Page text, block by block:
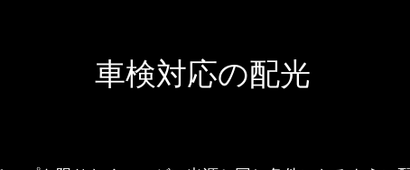
車検対応の配光